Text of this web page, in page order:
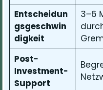
Entscheidun
gsgeschwin
digkeit
3–6
Post-
Investment-
Support